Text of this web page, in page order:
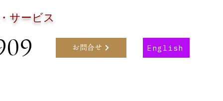
サービス
お問合せ English